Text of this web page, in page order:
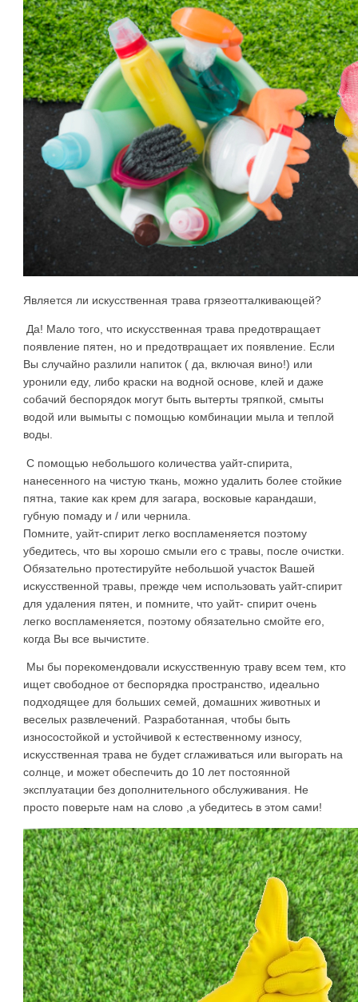
Является ли искусственная трава грязеотталкивающей?
Да! Мало того, что искусственная трава предотвращает
появление пятен, но и предотвращает их появление. Если
Вы случайно разлили напиток ( да, включая вино!) или
уронили еду, либо краски на водной основе, клей и даже
собачий беспорядок могут быть вытерты тряпкой, смыты
водой или вымыты с помощью комбинации мыла и теплой
воды.
С помощью небольшого количества уайт-спирита,
нанесенного на чистую ткань, можно удалить более стойкие
пятна, такие как крем для загара, восковые карандаши,
губную помаду и / или чернила.
Помните, уайт-спирит легко воспламеняется поэтому
убедитесь, что вы хорошо смыли его с травы, после очистки.
Обязательно протестируйте небольшой участок Вашей
искусственной травы, прежде чем использовать уайт-спирит
для удаления пятен, и помните, что уайт- спирит очень
легко воспламеняется, поэтому обязательно смойте его,
когда Вы все вычистите.
Мы бы порекомендовали искусственную траву всем тем, кто
ищет свободное от беспорядка пространство, идеально
подходящее для больших семей, домашних животных и
веселых развлечений. Разработанная, чтобы быть
износостойкой и устойчивой к естественному износу,
искусственная трава не будет сглаживаться или выгорать на
солнце, и может обеспечить до 10 лет постоянной
эксплуатации без дополнительного обслуживания. Не
просто поверьте нам на слово ,а убедитесь в этом сами!